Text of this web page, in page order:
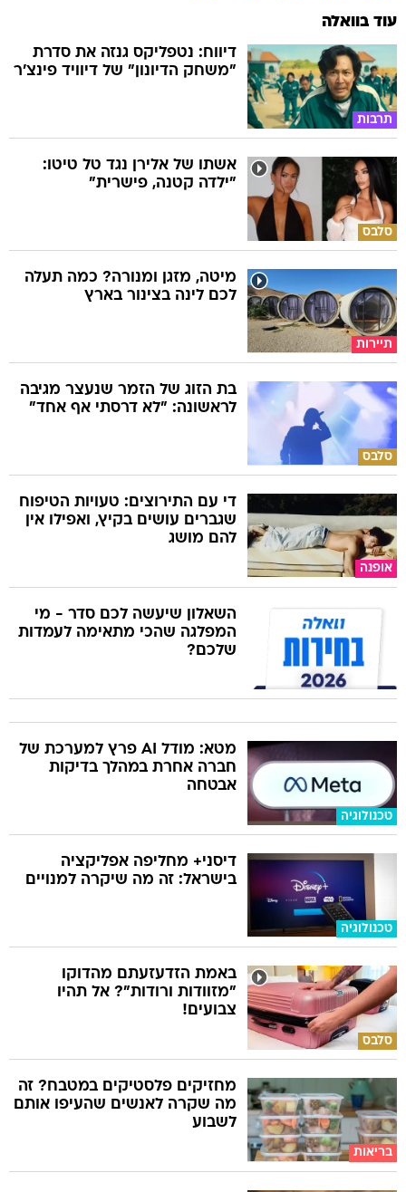
עוד בוואלה
תרבות
דיווח: נטפליקס גנזה את סדרת
"משחק הדיונון" של דיוויד פינצ'ר
סלבס
אשתו של אלירן נגד טל טיטו:
"ילדה קטנה, פישרית"
תיירות
מיטה, מזגן ומנורה? כמה תעלה
לכם לינה בצינור בארץ
סלבס
בת הזוג של הזמר שנעצר מגיבה
לראשונה: "לא דרסתי אף אחד"
אופנה
די עם התירוצים: טעויות הטיפוח
שגברים עושים בקיץ, ואפילו אין
להם מושג
השאלון שיעשה לכם סדר - מי
המפלגה שהכי מתאימה לעמדות
שלכם?
טכנולוגיה
מטא: מודל AI פרץ למערכת של
חברה אחרת במהלך בדיקות
אבטחה
טכנולוגיה
דיסני+ מחליפה אפליקציה
בישראל: זה מה שיקרה למנויים
סלבס
באמת הזדעזעתם מהדוקו
"מזוודות ורודות"? אל תהיו
צבועים!
בריאות
מחזיקים פלסטיקים במטבח? זה
מה שקרה לאנשים שהעיפו אותם
לשבוע